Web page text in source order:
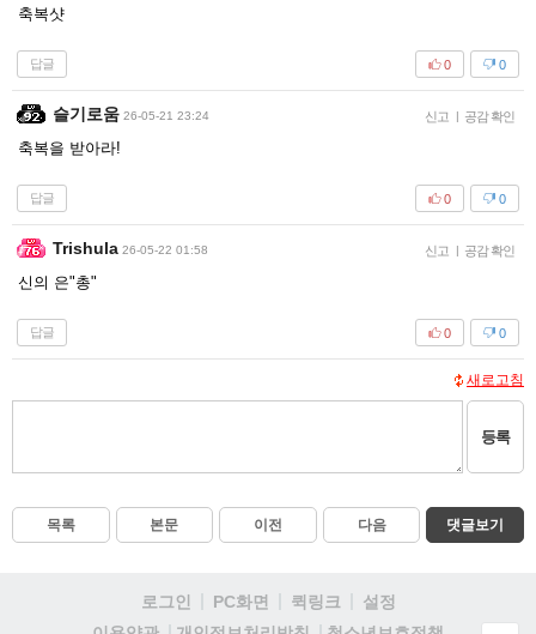
축복샷
답글 0
0
슬기로움 26-05-21 23:24 신고 | 공감 확인
축복을 받아라!
답글 0
0
Trishula 26-05-22 01:58 신고 | 공감 확인
신의 은"총"
답글 0
0
새로고침
등록
목록 본문 이전 다음 댓글보기
로그인 PC화면 퀵링크
설정